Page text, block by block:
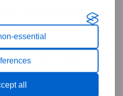
essential
all
Talenty zaprasza wszystkich
udziału w Eliminacjach do V
Młode Talenty 2012 w